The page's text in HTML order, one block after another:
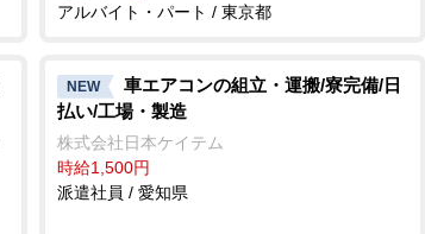
アルバイト・パート / 東京都
NEW
車エアコンの組立・運搬/寮完備/日
払い/工場・製造
株式会社日本ケイテム
時給1,500円
派遣社員 / 愛知県